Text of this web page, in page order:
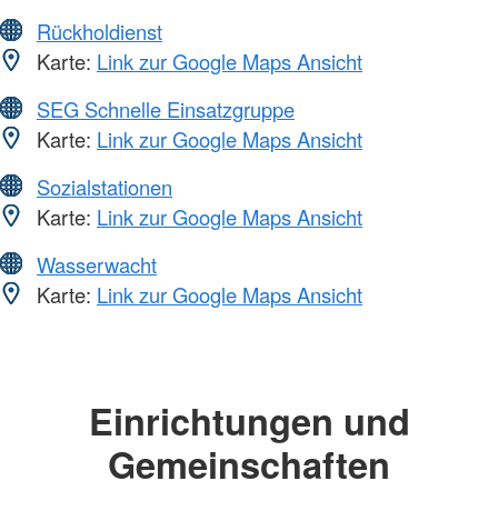
Rückholdienst
Karte: Link zur Google Maps Ansicht
SEG Schnelle Einsatzgruppe
Karte: Link zur Google Maps Ansicht
Sozialstationen
Karte: Link zur Google Maps Ansicht
Wasserwacht
Karte: Link zur Google Maps Ansicht
Einrichtungen und
Gemeinschaften